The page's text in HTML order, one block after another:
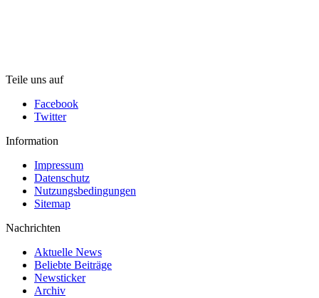
Teile uns auf
Facebook
Twitter
Information
Impressum
Datenschutz
Nutzungsbedingungen
Sitemap
Nachrichten
Aktuelle News
Beliebte Beiträge
Newsticker
Archiv